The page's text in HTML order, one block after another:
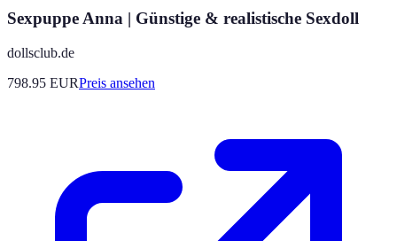
Sexpuppe Anna | Günstige & realistische Sexdoll
dollsclub.de
798.95 EURPreis ansehen